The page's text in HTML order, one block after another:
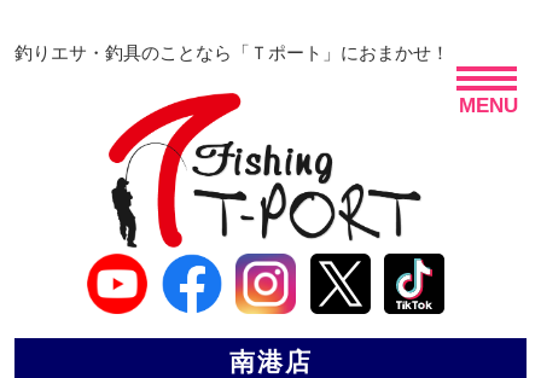
MENU
釣りエサ・釣具のことなら「Ｔポート」におまかせ！
南港店